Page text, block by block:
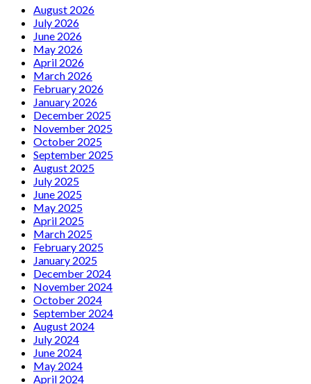
August 2026
July 2026
June 2026
May 2026
April 2026
March 2026
February 2026
January 2026
December 2025
November 2025
October 2025
September 2025
August 2025
July 2025
June 2025
May 2025
April 2025
March 2025
February 2025
January 2025
December 2024
November 2024
October 2024
September 2024
August 2024
July 2024
June 2024
May 2024
April 2024